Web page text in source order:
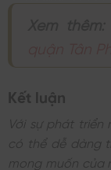
Kết luận
Với sự phát triển
có thể dễ dàng
mong muốn